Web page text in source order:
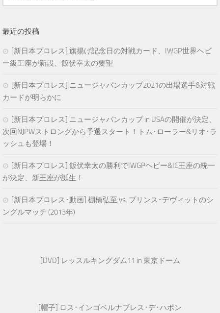
最近の投稿
[新日本プロレス] 旗揚げ記念日の対戦カード、IWGP世界ヘビ
ー級王座が新設、飯伏幸太の要望
[新日本プロレス] ニュージャパンカップ2021の出場選手&対戦
カードが明らかに
[新日本プロレス] ニュージャパンカップ in USAの開催が決定、
次回NJPWストロングから予選スタート！トム･ローラー&リオ･ラ
ッシュも登場！
[新日本プロレス] 飯伏幸太の勝利でIWGPヘビー&IC王座の統一
が決定、新王座が誕生！
[新日本プロレス･動画] 棚橋弘至 vs. プリンス･デヴィットのシ
ングルマッチ (2013年)
[DVD] レッスルキングダム11 in 東京ドーム
[帽子] ロス･インゴベルナブレス･デ･ハポン